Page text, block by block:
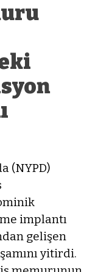
(NYPD)
implantı
gelişen
yitirdi.